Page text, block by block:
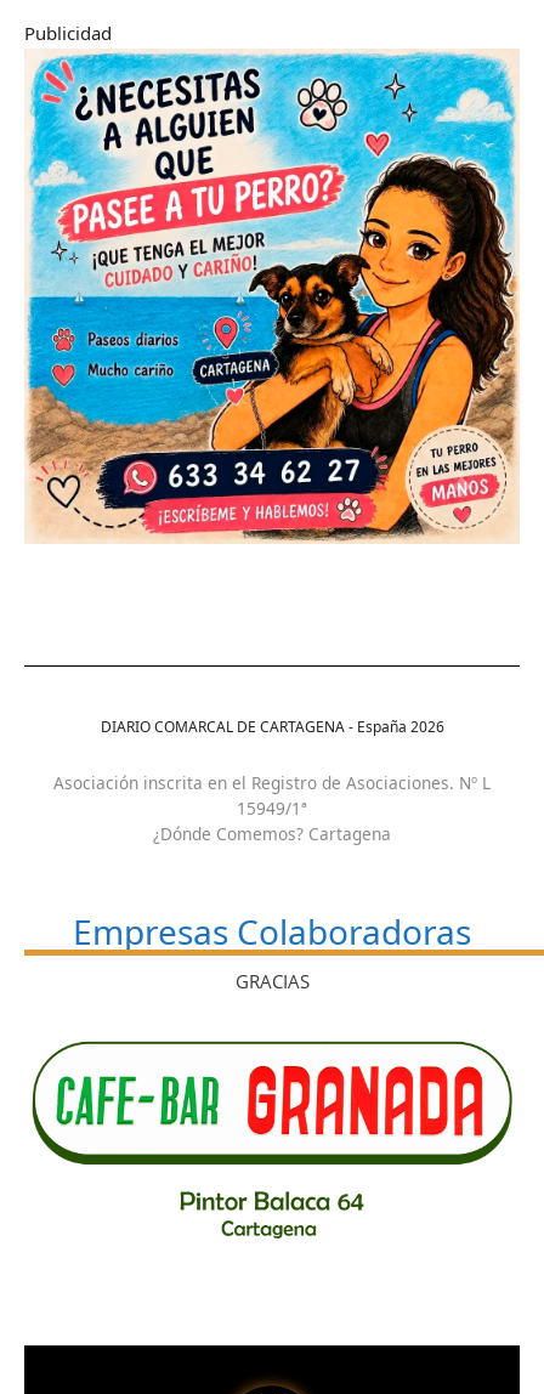
Publicidad
DIARIO COMARCAL DE CARTAGENA - España 2026
Asociación inscrita en el Registro de Asociaciones. Nº L
15949/1ª
¿Dónde Comemos? Cartagena
Empresas Colaboradoras
GRACIAS